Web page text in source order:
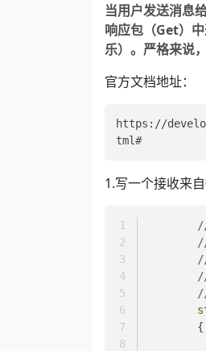
当用户发送消息
响应包（Get）
乐）。严格来说
官方文档地址：
https://
1.写一个接收来
        {